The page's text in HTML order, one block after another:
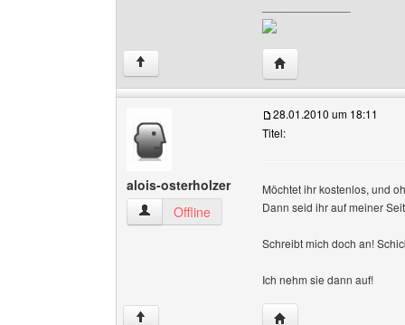
↑ Website dieses
alois-osterholzer
alois-osterholzer Benutzer-Profile anzeigen
Offline
28.01.2010 um 18:11
Titel:
Möchtet ihr kostenlos, und
Dann seid ihr auf meiner
Schreibt mich doch an!
Ich nehm sie dann auf!
↑ Website dieses